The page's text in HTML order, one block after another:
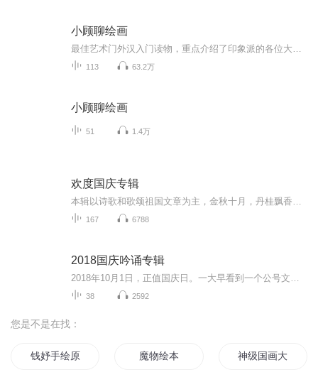
小顾聊绘画
113 63.2万
小顾聊绘画
51 1.4万
欢度国庆专辑
167 6788
2018国庆吟诵专辑
38 2592
您是不是在找：
钱妤手绘原画集 魔物绘本 神级国画大师